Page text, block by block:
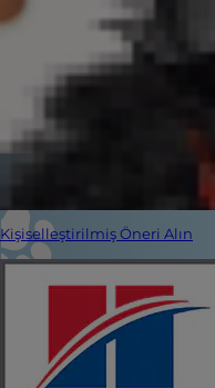
Kişiselleştirilmiş Öneri Alın